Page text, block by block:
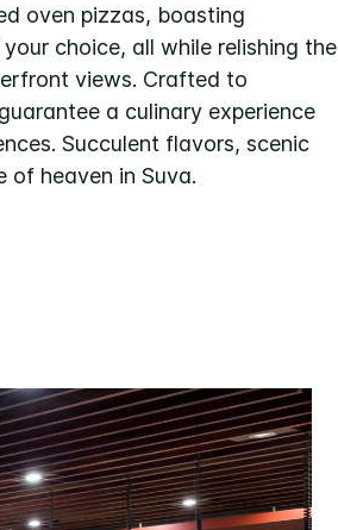
oven pizzas, boasting
choice, all while relishing the
views. Crafted to
a culinary experience
Succulent flavors, scenic
heaven in Suva.